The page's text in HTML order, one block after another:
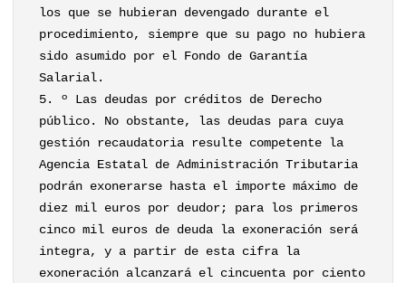
los que se hubieran devengado durante el
procedimiento, siempre que su pago no hubiera
sido asumido por el Fondo de Garantía
Salarial.
5. º Las deudas por créditos de Derecho
público. No obstante, las deudas para cuya
gestión recaudatoria resulte competente la
Agencia Estatal de Administración Tributaria
podrán exonerarse hasta el importe máximo de
diez mil euros por deudor; para los primeros
cinco mil euros de deuda la exoneración será
integra, y a partir de esta cifra la
exoneración alcanzará el cincuenta por ciento